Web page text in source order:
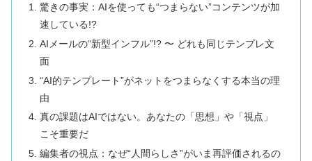
驚きの事実：AIを使っても“つまらない”コンテンツが加
速している!?
AIメールの“新型インフル”!? 〜 どれも同じテンプレ文
面
“AI的テンプレート”がネットをつまらなくする本当の理
由
真の課題はAIではない。あなたの「思想」や「視点」
こそ重要だ
編集者の視点：なぜ“人間らしさ”がいま再評価されるの